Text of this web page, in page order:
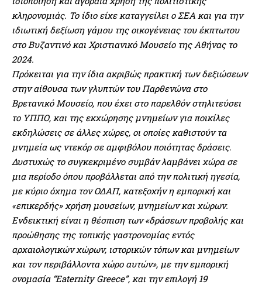
κληρονομιάς. Το ίδιο είχε καταγγείλει ο ΣΕΑ και για την
ιδιωτική δεξίωση γάμου της οικογένειας του έκπτωτου
στο Βυζαντινό και Χριστιανικό Μουσείο της Αθήνας το
2024.
Πρόκειται για την ίδια ακριβώς πρακτική των δεξιώσεων
στην αίθουσα των γλυπτών του Παρθενώνα στο
Βρετανικό Μουσείο, που έχει στο παρελθόν στηλιτεύσει
το ΥΠΠΟ, και της εκχώρησης μνημείων για ποικίλες
εκδηλώσεις σε άλλες χώρες, οι οποίες καθιστούν τα
μνημεία ως ντεκόρ σε αμφιβόλου ποιότητας δράσεις.
Δυστυχώς το συγκεκριμένο συμβάν λαμβάνει χώρα σε
μια περίοδο όπου προβάλλεται από την πολιτική ηγεσία,
με κύριο όχημα τον ΟΔΑΠ, κατεξοχήν η εμπορική και
«επικερδής» χρήση μουσείων, μνημείων και χώρων.
Ενδεικτική είναι η θέσπιση των «δράσεων προβολής και
προώθησης της τοπικής γαστρονομίας εντός
αρχαιολογικών χώρων, ιστορικών τόπων και μνημείων
και τον περιβάλλοντα χώρο αυτών», με την εμπορική
ονομασία “Eaternity Greece”, και την επιλογή 19